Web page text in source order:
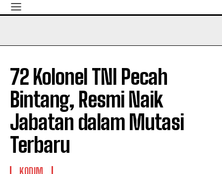
72 Kolonel TNI Pecah
Bintang, Resmi Naik
Jabatan dalam Mutasi
Terbaru
KODIM